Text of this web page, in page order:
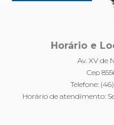
Horário e
Av. XV de
Cep
Telefone:
Horário de atendimento: